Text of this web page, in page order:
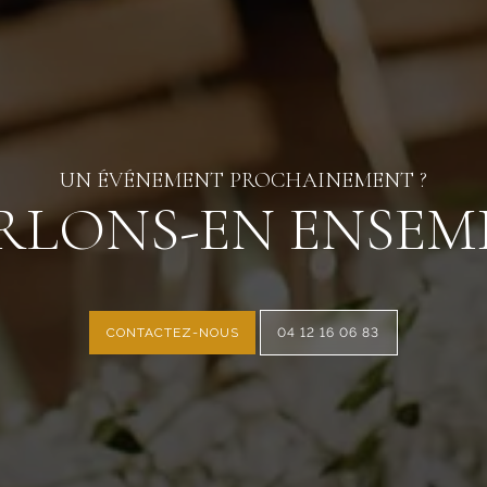
UN ÉVÉNEMENT PROCHAINEMENT ?
EN
CONTACTEZ-NOUS 04 12 16 06 83